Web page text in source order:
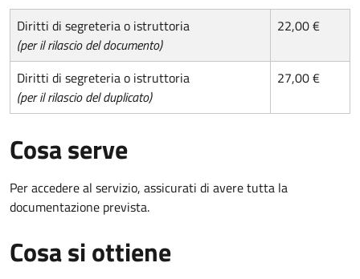
Diritti di segreteria o istruttoria
(per il rilascio del documento)
22,00 €
Diritti di segreteria o istruttoria
(per il rilascio del duplicato)
27,00 €
Cosa serve
Per accedere al servizio, assicurati di avere tutta la
documentazione prevista.
Cosa si ottiene